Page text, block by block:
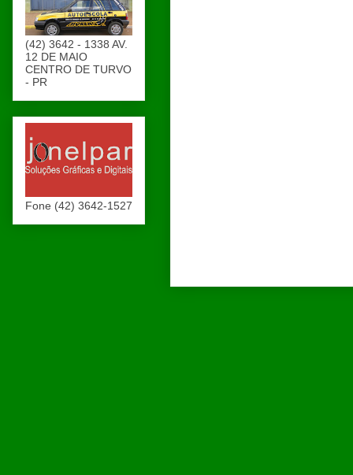
(42) 3642 - 1338 AV.
12 DE MAIO
CENTRO DE TURVO
- PR
Fone (42) 3642-1527